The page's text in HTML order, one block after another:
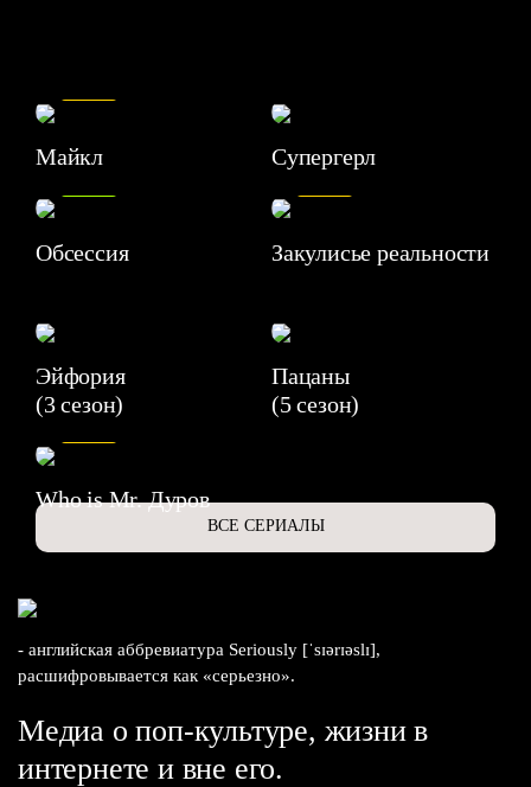
Майкл Супергерл
Обсессия
7.1
Закулисье реальности
Эйфория
(3 сезон)
Пацаны
(5 сезон)
Who is Mr. Дуров
ВСЕ СЕРИАЛЫ
- английская аббревиатура Seriously [ˈsɪərɪəslɪ],
расшифровывается как «серьезно».
Медиа о поп-культуре, жизни в
интернете и вне его.